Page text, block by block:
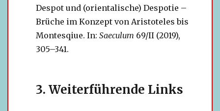
Despot und (ori­en­ta­li­sche) Despotie –
Brüche im Konzept von Aristoteles bis
Montesqiue. In: Saeculum 69/II (2019),
305–341.
Weiterführende Links